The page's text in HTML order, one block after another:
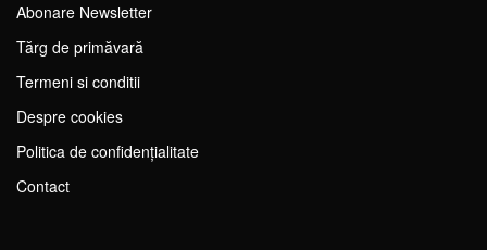
Abonare Newsletter
Tărg de primăvară
Termeni si conditii
Despre cookies
Politica de confidențialitate
Contact